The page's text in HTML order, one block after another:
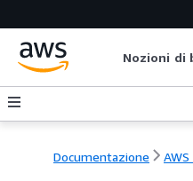
Nozioni di
Documentazione